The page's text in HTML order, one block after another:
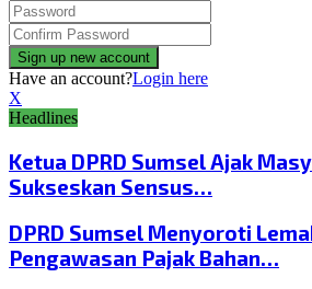
Have an account?Login here
X
Headlines
Ketua DPRD Sumsel Ajak
Sukseskan Sensus…
DPRD Sumsel Menyoroti
Pengawasan Pajak Bahan…